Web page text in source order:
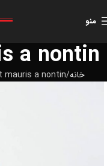
منو
a nontin
خانه mauris a nontin